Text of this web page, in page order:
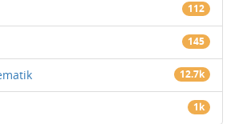
112
145
12.7k
1k